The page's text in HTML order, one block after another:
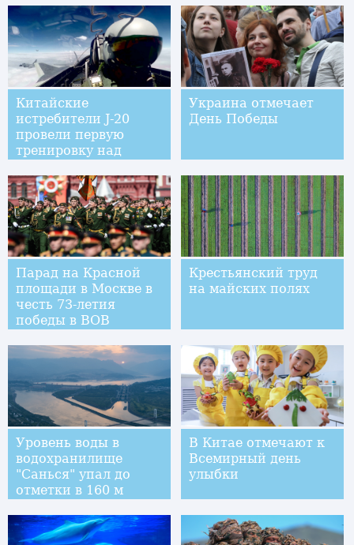
Китайские
истребители J-20
провели первую
тренировку над
Украина отмечает
День Победы
Парад на Красной
площади в Москве в
честь 73-летия
победы в ВОВ
Крестьянский труд
на майских полях
Уровень воды в
водохранилище
"Санься" упал до
отметки в 160 м
В Китае отмечают к
Всемирный день
улыбки